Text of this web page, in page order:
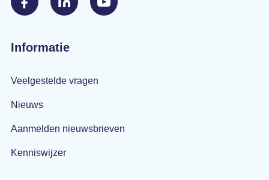
Informatie
Veelgestelde vragen
Nieuws
Aanmelden nieuwsbrieven
Kenniswijzer